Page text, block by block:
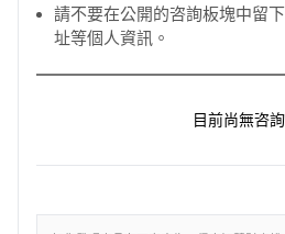
請不要在公開的咨詢板塊中留
址等個人資訊。
目前尚無咨詢